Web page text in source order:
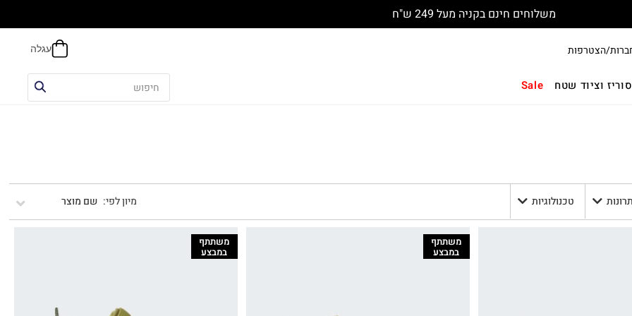
משלוחים חינם בקניה מעל 249 ש"ח
הצטרפות
וציוד שטח Sale
טכנולוגיות שם מוצר
משתתף
במבצע
משתתף
במבצע